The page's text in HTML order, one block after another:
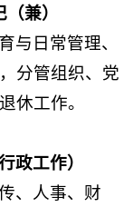
兼）
与日常管理、
分管组织、党
休工作。
政工作）
、人事、财